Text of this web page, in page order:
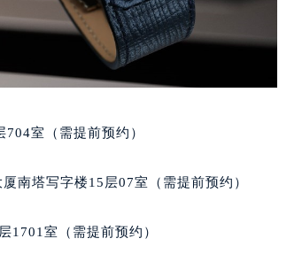
后服务中心（需提前预约）
售后服务中心（需提前预约）
积家售后服务中心（需提前预约）
九经街交汇处积家售后服务中心（需提前预约）
积家售后服务中心（需提前预约）
后服务中心（需提前预约）
服务中心（需提前预约）
室（需提前预约）
南塔写字楼15层07室（需提前预约）
1701室（需提前预约）